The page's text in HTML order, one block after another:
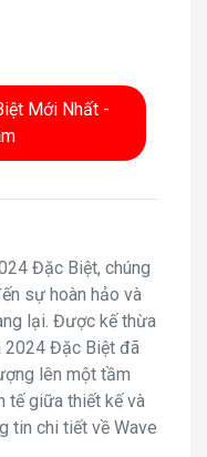
Mới Nhất -
Đặc Biệt, chúng
sự hoàn hảo và
lại. Được kế thừa
2024 Đặc Biệt đã
lên một tầm
tế giữa thiết kế và
tin chi tiết về Wave